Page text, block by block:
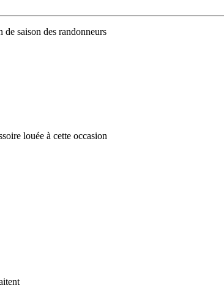
saison des randonneurs
louée à cette occasion